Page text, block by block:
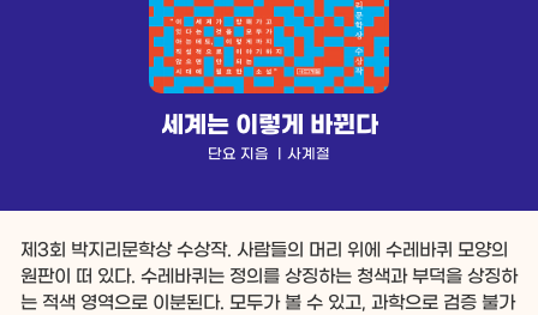
세계는 이렇게 바뀐다
단요 지음 ㅣ사계절
제3회 박지리문학상 수상작. 사람들의 머리 위에 수레바퀴 모양의
원판이 떠 있다. 수레바퀴는 정의를 상징하는 청색과 부덕을 상징하
는 적색 영역으로 이분된다. 모두가 볼 수 있고, 과학으로 검증 불가